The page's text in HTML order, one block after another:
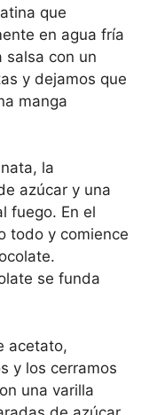
que
en agua fría
salsa con un
y dejamos que
manga
la
azúcar y una
fuego. En el
todo y comience
se funda
acetato,
y los cerramos
una varilla